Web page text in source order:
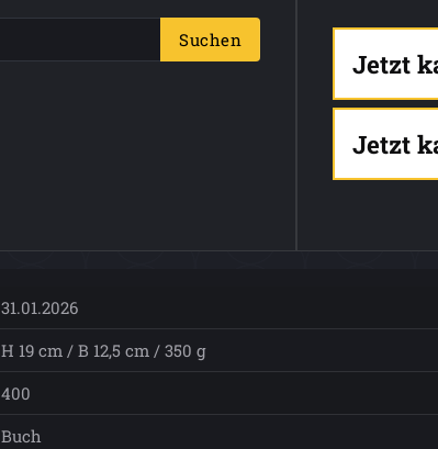
Suchen
Jetzt
Jetzt
31.01.2026
H 19 cm / B 12,5 cm / 350 g
400
Buch